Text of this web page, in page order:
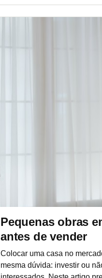
Pequenas obras
antes de vender
Colocar uma casa no
mesma dúvida: investir ou